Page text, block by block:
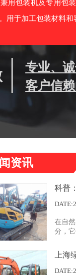
用包装机及专用包
用于加工包装材料和
专业、
客户信
展示四
资讯
科普
在自
分，
上海